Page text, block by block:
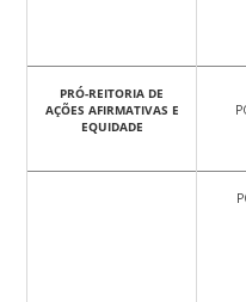
PRÓ-REITORIA DE
AÇÕES AFIRMATIVAS E
EQUIDADE